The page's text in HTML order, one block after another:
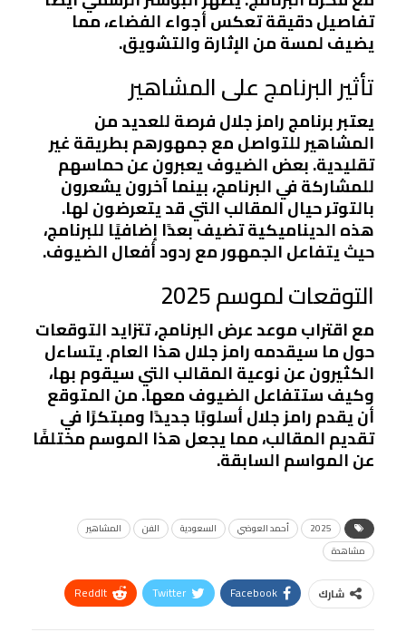
تفاصيل دقيقة تعكس أجواء الفضاء، مما
يضيف لمسة من الإثارة والتشويق.
تأثير البرنامج على المشاهير
يعتبر برنامج رامز جلال فرصة للعديد من
المشاهير للتواصل مع جمهورهم بطريقة غير
تقليدية. بعض الضيوف يعبرون عن حماسهم
للمشاركة في البرنامج، بينما آخرون يشعرون
بالتوتر حيال المقالب التي قد يتعرضون لها.
هذه الديناميكية تضيف بعدًا إضافيًا للبرنامج،
حيث يتفاعل الجمهور مع ردود أفعال الضيوف.
التوقعات لموسم 2025
مع اقتراب موعد عرض البرنامج، تتزايد التوقعات
حول ما سيقدمه رامز جلال هذا العام. يتساءل
الكثيرون عن نوعية المقالب التي سيقوم بها،
وكيف ستتفاعل الضيوف معها. من المتوقع
أن يقدم رامز جلال أسلوبًا جديدًا ومبتكرًا في
تقديم المقالب، مما يجعل هذا الموسم مختلفًا
عن المواسم السابقة.
2025 أحمد العوضي السعودية الفن
المشاهير
مشاهدة
شارك Facebook
Twitter
ReddIt